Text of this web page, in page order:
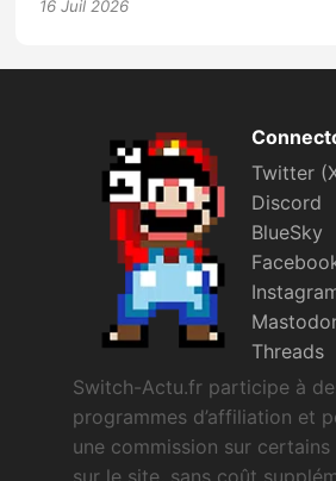
16 Juil 2026
Twitter
Discord
BlueSky
Threads
Switch-Actu.fr participe à
programmes d’affiliation et
une commission sur